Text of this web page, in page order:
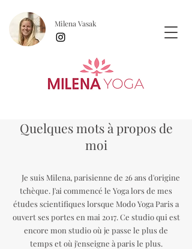
Milena Vasak
Quelques mots à propos de
moi
Je suis Milena, parisienne de 26 ans d'origine
tchèque. J'ai commencé le Yoga lors de mes
études scientifiques lorsque Modo Yoga Paris a
ouvert ses portes en mai 2017. Ce studio qui est
encore mon studio où je passe le plus de
temps et où j'enseigne à paris le plus.